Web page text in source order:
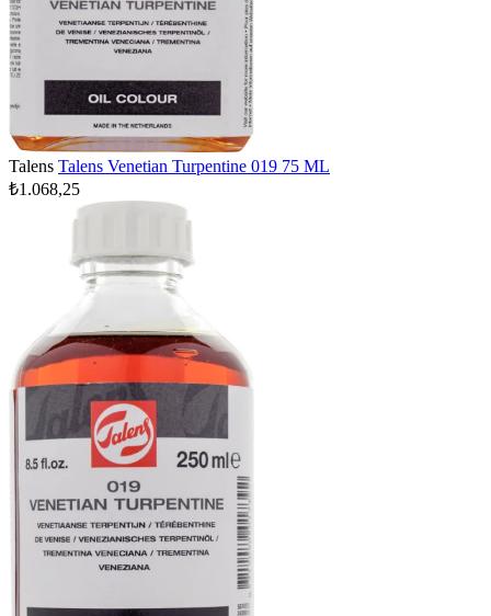
Talens Talens Venetian Turpentine 019 75 ML
₺1.068,25